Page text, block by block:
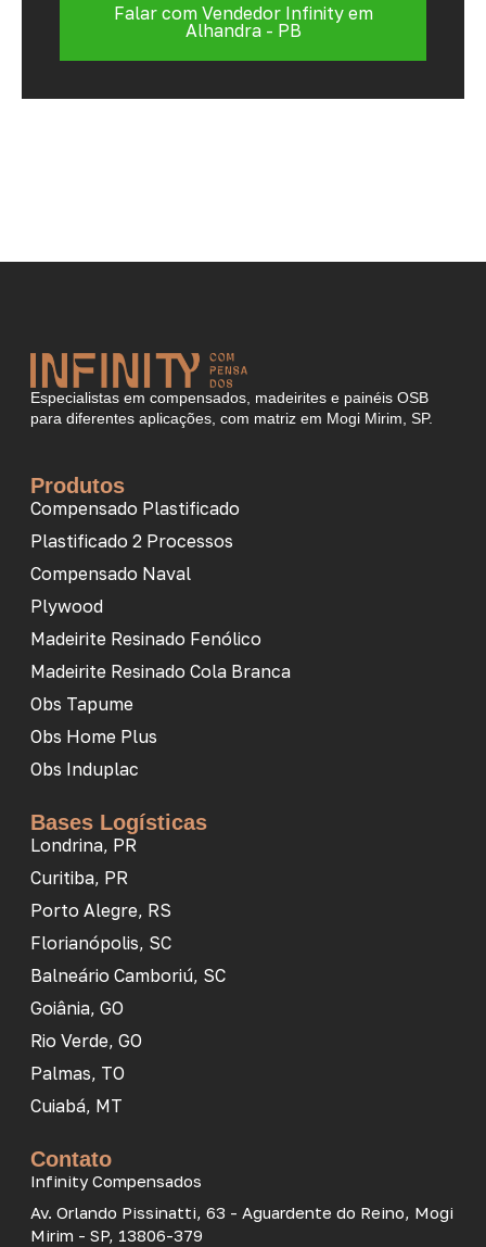
Falar com Vendedor Infinity em
Alhandra - PB
Especialistas em compensados, madeirites e painéis OSB
para diferentes aplicações, com matriz em Mogi Mirim, SP.
Produtos
Compensado Plastificado
Plastificado 2 Processos
Compensado Naval
Plywood
Madeirite Resinado Fenólico
Madeirite Resinado Cola Branca
Obs Tapume
Obs Home Plus
Obs Induplac
Bases Logísticas
Londrina, PR
Curitiba, PR
Porto Alegre, RS
Florianópolis, SC
Balneário Camboriú, SC
Goiânia, GO
Rio Verde, GO
Palmas, TO
Cuiabá, MT
Contato
Infinity Compensados
Av. Orlando Pissinatti, 63 - Aguardente do Reino, Mogi
Mirim - SP, 13806-379